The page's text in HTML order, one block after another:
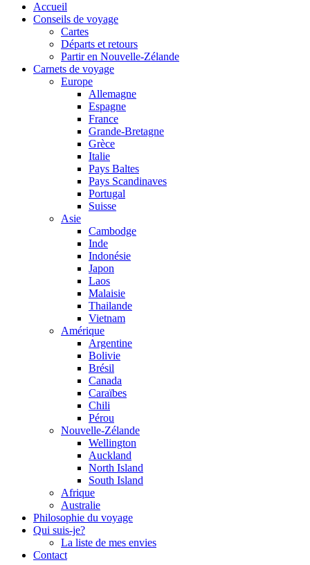
Accueil
Conseils de voyage
Cartes
Départs et retours
Partir en Nouvelle-Zélande
Carnets de voyage
Europe
Allemagne
Espagne
France
Grande-Bretagne
Grèce
Italie
Pays Baltes
Pays Scandinaves
Portugal
Suisse
Asie
Cambodge
Inde
Indonésie
Japon
Laos
Malaisie
Thailande
Vietnam
Amérique
Argentine
Bolivie
Brésil
Canada
Caraïbes
Chili
Pérou
Nouvelle-Zélande
Wellington
Auckland
North Island
South Island
Afrique
Australie
Philosophie du voyage
Qui suis-je?
La liste de mes envies
Contact